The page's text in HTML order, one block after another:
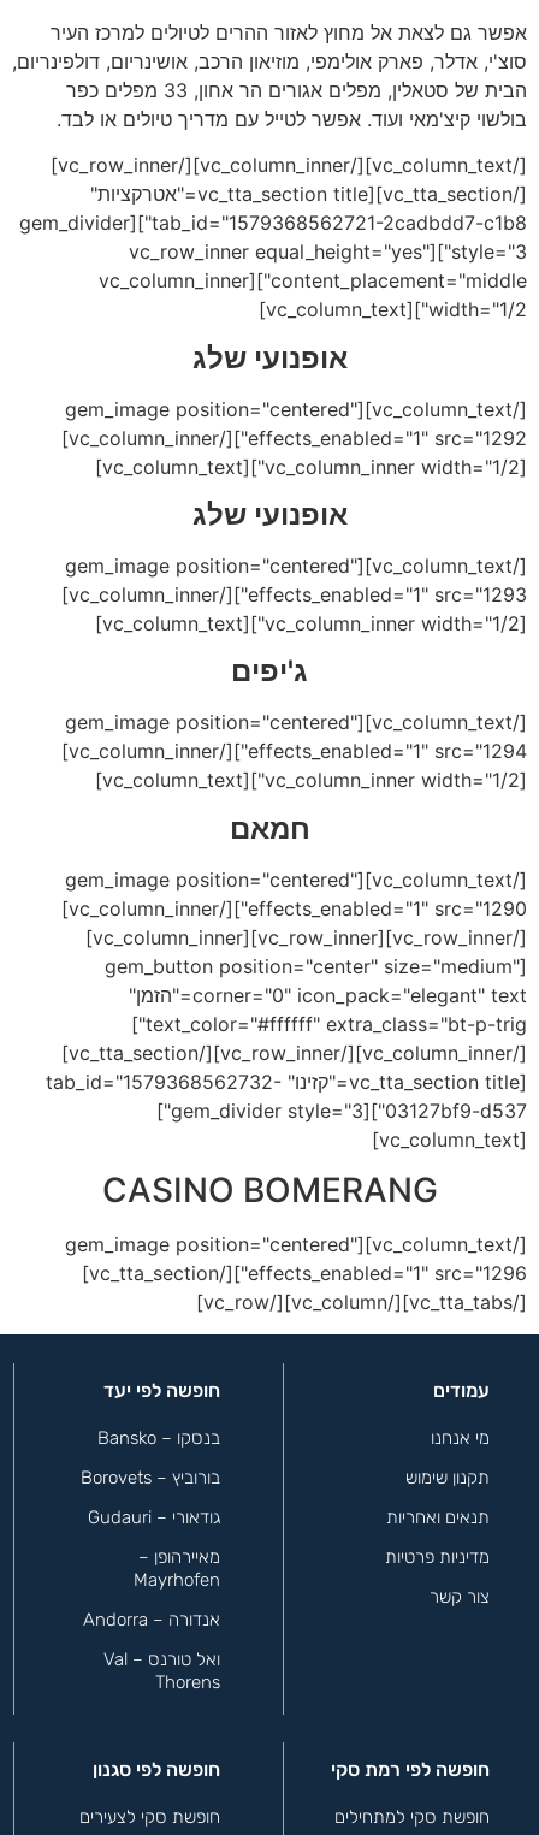
אפשר גם לצאת אל מחוץ לאזור ההרים לטיולים למרכז העיר
סוצ'י, אדלר, פארק אולימפי, מוזיאון הרכב, אושינריום, דולפינריום,
הבית של סטאלין, מפלים אגורים הר אחון, 33 מפלים כפר
בולשוי קיצ'מאי ועוד. אפשר לטייל עם מדריך טיולים או לבד.
[/vc_column_text][/vc_column_inner][/vc_row_inner]
[/vc_tta_section][vc_tta_section title="אטרקציות"
tab_id="1579368562721-2cadbdd7-c1b8"][gem_divider
style="3"][vc_row_inner equal_height="yes"
content_placement="middle"][vc_column_inner
width="1/2"][vc_column_text]
אופנועי שלג
[/vc_column_text][gem_image position="centered"
effects_enabled="1" src="1292"][/vc_column_inner]
[vc_column_inner width="1/2"][vc_column_text]
אופנועי שלג
[/vc_column_text][gem_image position="centered"
effects_enabled="1" src="1293"][/vc_column_inner]
[vc_column_inner width="1/2"][vc_column_text]
ג'יפים
[/vc_column_text][gem_image position="centered"
effects_enabled="1" src="1294"][/vc_column_inner]
[vc_column_inner width="1/2"][vc_column_text]
חמאם
[/vc_column_text][gem_image position="centered"
effects_enabled="1" src="1290"][/vc_column_inner]
[/vc_row_inner][vc_row_inner][vc_column_inner]
[gem_button position="center" size="medium"
corner="0" icon_pack="elegant" text="הזמן"
text_color="#ffffff" extra_class="bt-p-trig"]
[/vc_column_inner][/vc_row_inner][/vc_tta_section]
[vc_tta_section title="קזינו" tab_id="1579368562732-
03127bf9-d537"][gem_divider style="3"]
[vc_column_text]
CASINO BOMERANG
[/vc_column_text][gem_image position="centered"
effects_enabled="1" src="1296"][/vc_tta_section]
[/vc_tta_tabs][/vc_column][/vc_row]
עמודים
מי אנחנו
תקנון שימוש
תנאים ואחריות
מדיניות פרטיות
צור קשר
חופשה לפי יעד
בנסקו – Bansko
בורוביץ – Borovets
גודאורי – Gudauri
מאיירהופן –
Mayrhofen
אנדורה – Andorra
ואל טורנס – Val
Thorens
חופשה לפי רמת סקי
חופשת סקי למתחילים
חופשה לפי סגנון
חופשת סקי לצעירים